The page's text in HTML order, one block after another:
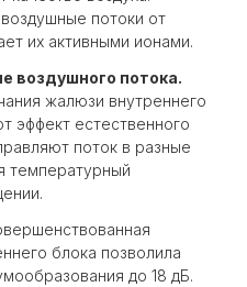
потоки от
их активными ионами.
воздушного потока.
жалюзи внутреннего
эффект естественного
поток в разные
температурный
блока позволила
до 18 дБ.